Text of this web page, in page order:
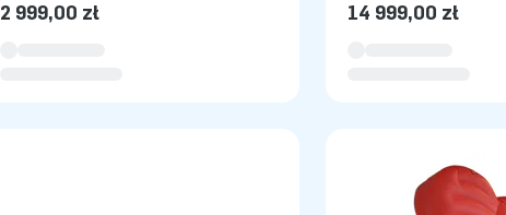
2 999,00 zł 14 999,00 zł